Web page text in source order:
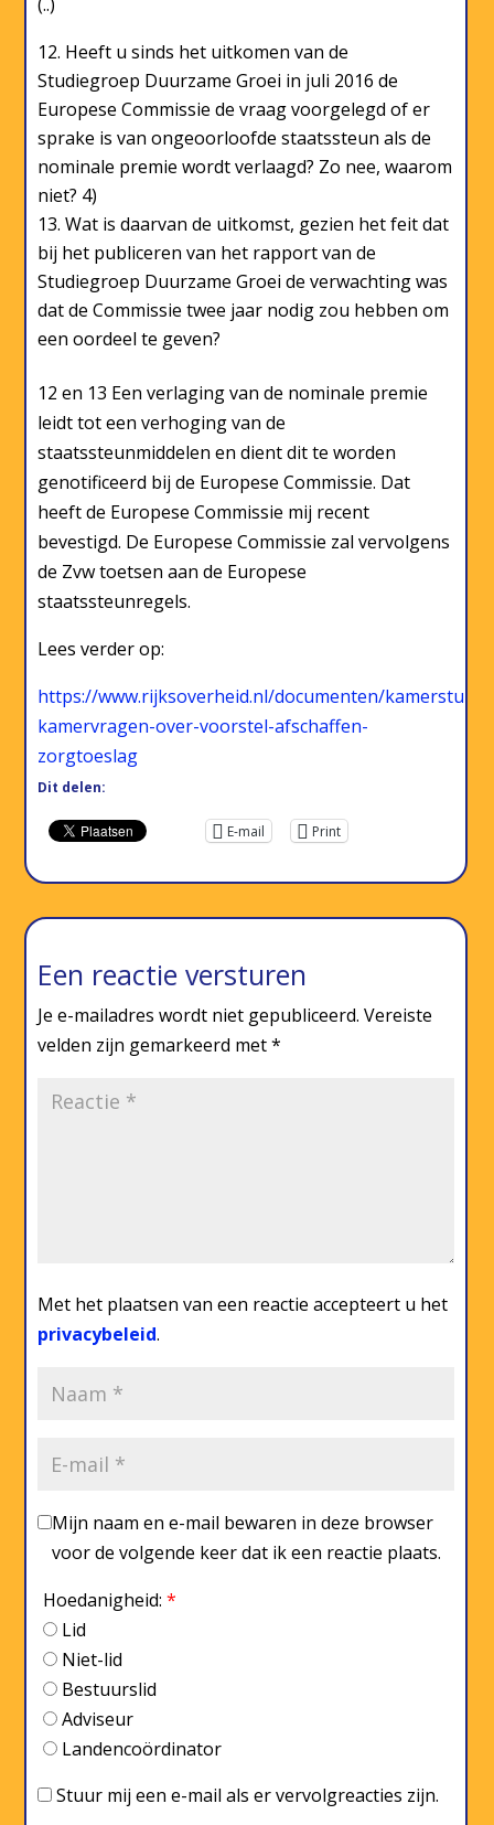
Heeft u sinds het uitkomen van de
Studiegroep Duurzame Groei in juli 2016 de
Europese Commissie de vraag voorgelegd of er
sprake is van ongeoorloofde staatssteun als de
nominale premie wordt verlaagd? Zo nee, waarom
niet? 4)
Wat is daarvan de uitkomst, gezien het feit dat
bij het publiceren van het rapport van de
Studiegroep Duurzame Groei de verwachting was
dat de Commissie twee jaar nodig zou hebben om
een oordeel te geven?
12 en 13 Een verlaging van de nominale premie
leidt tot een verhoging van de
staatssteunmiddelen en dient dit te worden
genotificeerd bij de Europese Commissie. Dat
heeft de Europese Commissie mij recent
bevestigd. De Europese Commissie zal vervolgens
de Zvw toetsen aan de Europese
staatssteunregels.
Lees verder op:
https://www.rijksoverheid.nl/documenten/
kamervragen-over-voorstel-afschaffen-
zorgtoeslag
Dit delen:
E-mail Print
Een reactie versturen
Je e-mailadres wordt niet gepubliceerd. Vereiste
velden zijn gemarkeerd met*
Met het plaatsen van een reactie accepteert u het
privacybeleid.
Mijn naam en e-mail bewaren in deze browser
voor de volgende keer dat ik een reactie plaats.
Hoedanigheid: *
Lid
Niet-lid
Bestuurslid
Adviseur
Landencoördinator
Stuur mij een e-mail als er vervolgreacties zijn.